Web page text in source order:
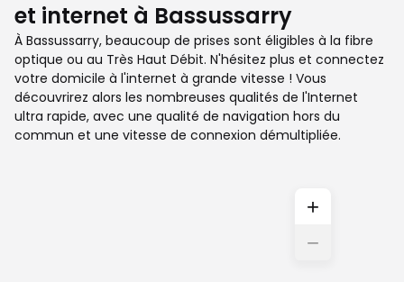
et internet à Bassussarry
À Bassussarry, beaucoup de prises sont éligibles à la fibre
optique ou au Très Haut Débit. N'hésitez plus et connectez
votre domicile à l'internet à grande vitesse ! Vous
découvrirez alors les nombreuses qualités de l'Internet
ultra rapide, avec une qualité de navigation hors du
commun et une vitesse de connexion démultipliée.
+
−